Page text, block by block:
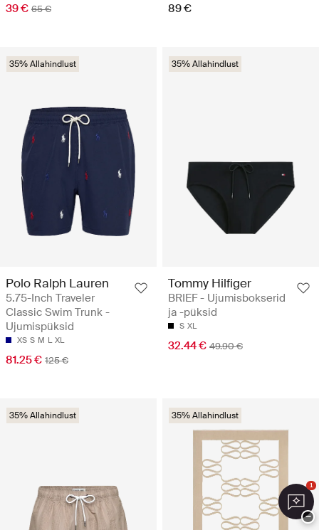
39 € 65 € 89 €
35% Allahindlust
Polo Ralph Lauren
5.75-Inch Traveler
Classic Swim Trunk -
Ujumispüksid
XS S M L XL
81.25 € 125 €
35% Allahindlust
Tommy Hilfiger
BRIEF - Ujumisbokserid
ja -püksid
S XL
32.44 € 49.90 €
35% Allahindlust 35% Allahindlust
1
−